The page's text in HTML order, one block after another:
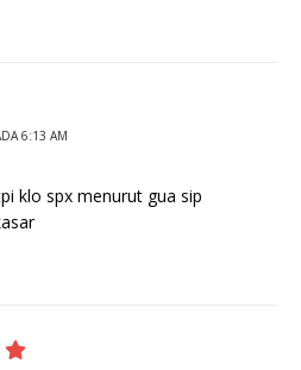
6:13 AM
klo spx menurut gua sip